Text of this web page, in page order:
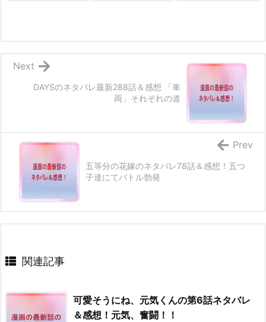
DAYSのネタバレ最新288話＆感想 「車
両」それぞれの道
Next
五等分の花嫁のネタバレ78話＆感想！五つ
子達にてバトル勃発
Prev
関連記事
可愛そうにね、元気くんの第6話ネタバレ
＆感想！元気、奮闘！！